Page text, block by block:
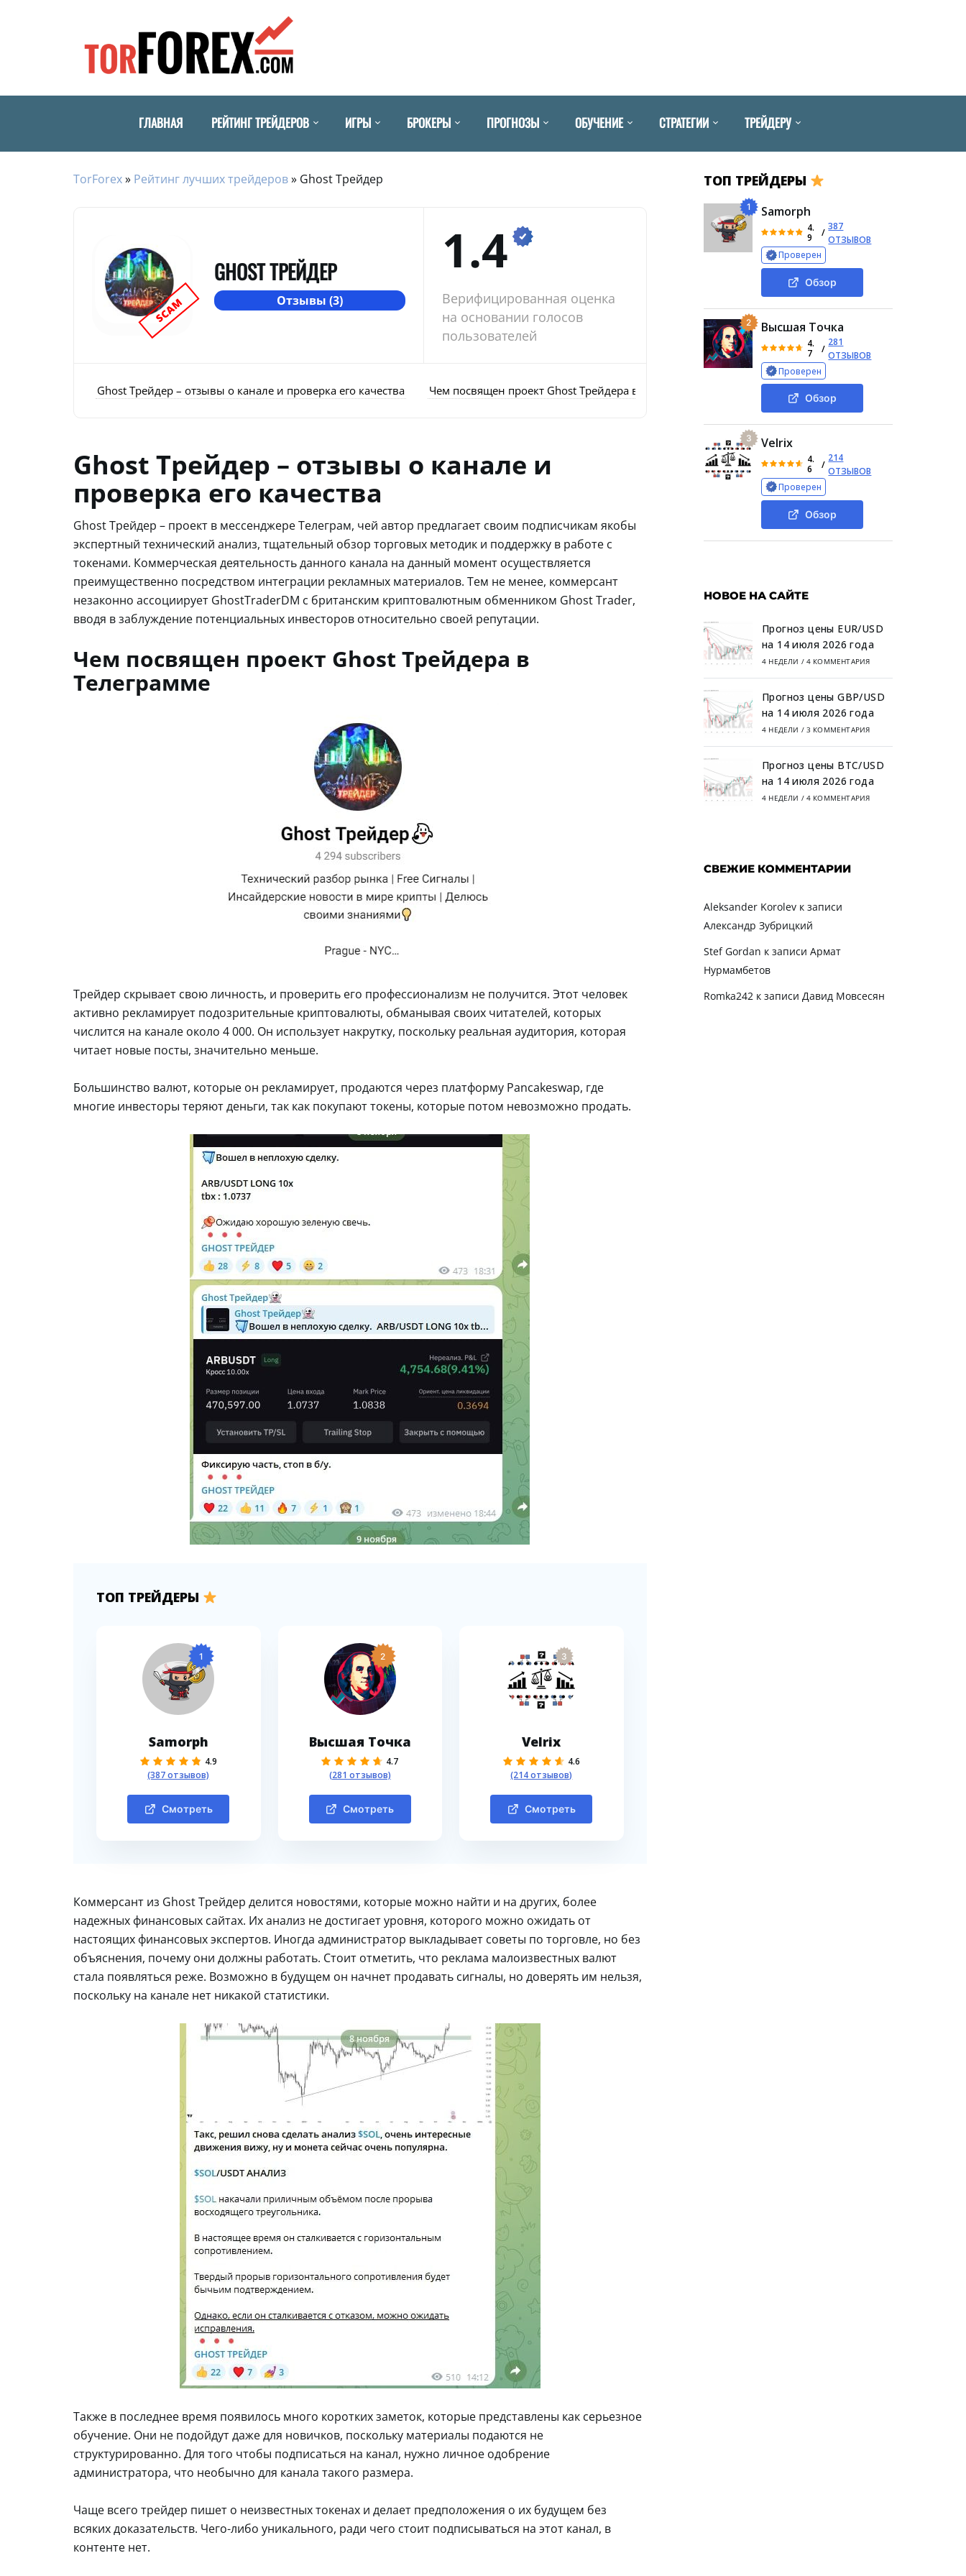
ГЛАВНАЯ РЕЙТИНГ ТРЕЙДЕРОВ ИГРЫ БРОКЕРЫ ПРОГНОЗЫ ОБУЧЕНИЕ СТРАТЕГИИ ТРЕЙДЕРУ
TorForex» Рейтинг лучших трейдеров» Ghost Трейдер
SCAM
GHOST ТРЕЙДЕР
Отзывы (3)
1.4
Верифицированная оценка
на основании голосов
пользователей
Ghost Трейдер – отзывы о канале и проверка его качества Чем посвящен проект Ghost Трейдера в Телеграмме Отзывы о Ghost Трейдер от аудитории
Ghost Трейдер – отзывы о канале и
проверка его качества
Ghost Трейдер – проект в мессенджере Телеграм, чей автор предлагает своим подписчикам якобы
экспертный технический анализ, тщательный обзор торговых методик и поддержку в работе с
токенами. Коммерческая деятельность данного канала на данный момент осуществляется
преимущественно посредством интеграции рекламных материалов. Тем не менее, коммерсант
незаконно ассоциирует GhostTraderDM с британским криптовалютным обменником Ghost Trader,
вводя в заблуждение потенциальных инвесторов относительно своей репутации.
Чем посвящен проект Ghost Трейдера в
Телеграмме
Трейдер скрывает свою личность, и проверить его профессионализм не получится. Этот человек
активно рекламирует подозрительные криптовалюты, обманывая своих читателей, которых
числится на канале около 4 000. Он использует накрутку, поскольку реальная аудитория, которая
читает новые посты, значительно меньше.
Большинство валют, которые он рекламирует, продаются через платформу Pancakeswap, где
многие инвесторы теряют деньги, так как покупают токены, которые потом невозможно продать.
ТОП ТРЕЙДЕРЫ
1
Samorph
4.9
(387 отзывов)
Смотреть
2
Высшая Точка
4.7
(281 отзывов)
Смотреть
3
Velrix
4.6
(214 отзывов)
Смотреть
Коммерсант из Ghost Трейдер делится новостями, которые можно найти и на других, более
надежных финансовых сайтах. Их анализ не достигает уровня, которого можно ожидать от
настоящих финансовых экспертов. Иногда администратор выкладывает советы по торговле, но без
объяснения, почему они должны работать. Стоит отметить, что реклама малоизвестных валют
стала появляться реже. Возможно в будущем он начнет продавать сигналы, но доверять им нельзя,
поскольку на канале нет никакой статистики.
Также в последнее время появилось много коротких заметок, которые представлены как серьезное
обучение. Они не подойдут даже для новичков, поскольку материалы подаются не
структурированно. Для того чтобы подписаться на канал, нужно личное одобрение
администратора, что необычно для канала такого размера.
Чаще всего трейдер пишет о неизвестных токенах и делает предположения о их будущем без
всяких доказательств. Чего-либо уникального, ради чего стоит подписываться на этот канал, в
контенте нет.
ТОП ТРЕЙДЕРЫ
1 Samorph
4.
9
/
387
ОТЗЫВОВ
Проверен
Обзор
2 Высшая Точка
4.
7
/
281
ОТЗЫВОВ
Проверен
Обзор
3 Velrix
4.
6
/
214
ОТЗЫВОВ
Проверен
Обзор
НОВОЕ НА САЙТЕ
Прогноз цены EUR/USD
на 14 июля 2026 года
4 НЕДЕЛИ / 4 КОММЕНТАРИЯ
Прогноз цены GBP/USD
на 14 июля 2026 года
4 НЕДЕЛИ / 3 КОММЕНТАРИЯ
Прогноз цены BTC/USD
на 14 июля 2026 года
4 НЕДЕЛИ / 4 КОММЕНТАРИЯ
СВЕЖИЕ КОММЕНТАРИИ
Aleksander Korolevк записи
Александр Зубрицкий
Stef Gordan к записи Армат
Нурмамбетов
Romka242 к записи Давид Мовсесян